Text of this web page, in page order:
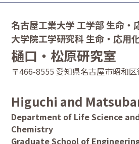
名古屋工業大学 工学部 生命・
大学院工学研究科 生命・応用
樋口・松原研究室
〒466-8555 愛知県名古屋市昭和
Higuchi and
Department of Life Science
Chemistry
Graduate School of